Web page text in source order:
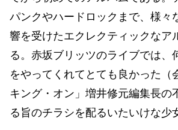
パンクやハードロックまで、様々
響を受けたエクレクティックなア
る。赤坂ブリッツのライブでは、
をやってくれてとても良かった（
キング・オン」増井修元編集長の
る旨のチラシを配るいたいけな少